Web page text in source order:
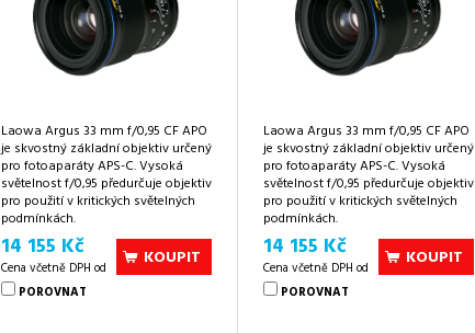
Laowa Argus 33 mm f/0,95 CF APO
je skvostný základní objektiv určený
pro fotoaparáty APS-C. Vysoká
světelnost f/0,95 předurčuje objektiv
pro použití v kritických světelných
podmínkách.
KOUPIT
14 155 Kč
Cena včetně DPH od
POROVNAT
Laowa Argus 33 mm f/0,95 CF APO
je skvostný základní objektiv určený
pro fotoaparáty APS-C. Vysoká
světelnost f/0,95 předurčuje objektiv
pro použití v kritických světelných
podmínkách.
KOUPIT
14 155 Kč
Cena včetně DPH od
POROVNAT